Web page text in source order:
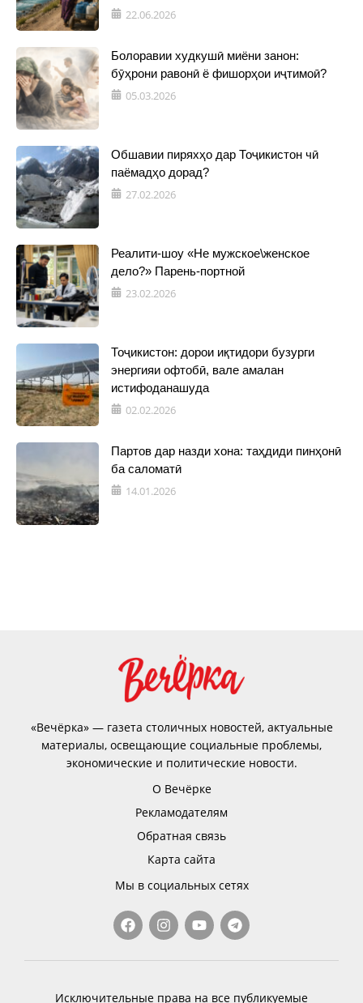
22.06.2026
Болоравии худкушӣ миёни занон:
бӯҳрони равонӣ ё фишорҳои иҷтимоӣ?
05.03.2026
Обшавии пиряхҳо дар Тоҷикистон чӣ
паёмадҳо дорад?
27.02.2026
Реалити-шоу «Не мужское\женское
дело?» Парень-портной
23.02.2026
Тоҷикистон: дорои иқтидори бузурги
энергияи офтобӣ, вале амалан
истифоданашуда
02.02.2026
Партов дар назди хона: таҳдиди пинҳонӣ
ба саломатӣ
14.01.2026
«Вечёрка» — газета столичных новостей, актуальные
материалы, освещающие социальные проблемы,
экономические и политические новости.
О Вечёрке
Рекламодателям
Обратная связь
Карта сайта
Мы в социальных сетях
Исключительные права на все публикуемые